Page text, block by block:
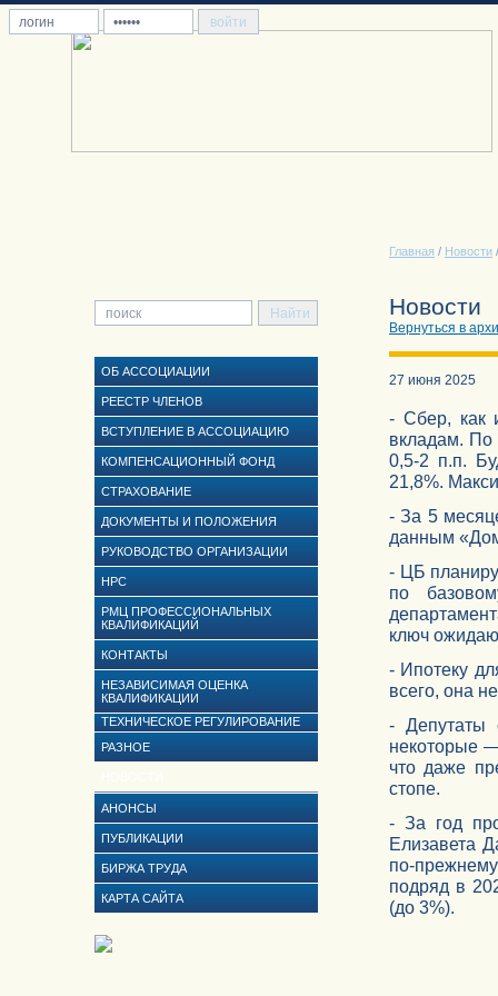
Главная / Новости
ОБ АССОЦИАЦИИ
РЕЕСТР ЧЛЕНОВ
ВСТУПЛЕНИЕ В АССОЦИАЦИЮ
КОМПЕНСАЦИОННЫЙ ФОНД
СТРАХОВАНИЕ
ДОКУМЕНТЫ И ПОЛОЖЕНИЯ
РУКОВОДСТВО ОРГАНИЗАЦИИ
НРС
РМЦ ПРОФЕССИОНАЛЬНЫХ
КВАЛИФИКАЦИЙ
КОНТАКТЫ
НЕЗАВИСИМАЯ ОЦЕНКА
КВАЛИФИКАЦИИ
ТЕХНИЧЕСКОЕ РЕГУЛИРОВАНИЕ
РАЗНОЕ
АНОНСЫ
ПУБЛИКАЦИИ
БИРЖА ТРУДА
КАРТА САЙТА
Новости
Вернуться в
27 июня 2025
- Сбер, как
вкладам. По
0,5-2 п.п.
21,8%.
- За 5
данным
- ЦБ
по
ключ
- Ипотеку
всего, она
- Депутаты
некоторые
что даже
стопе.
- За год
Елизавета
по-
подряд в
(до 3%).